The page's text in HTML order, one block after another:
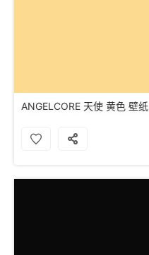
ANGELCORE 天使 黄色 壁纸